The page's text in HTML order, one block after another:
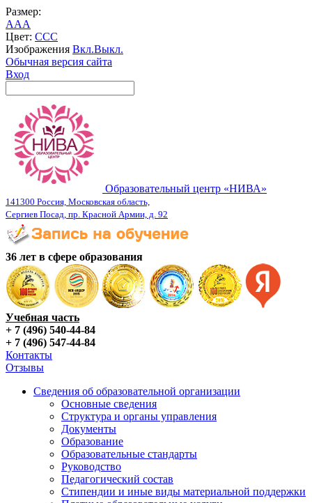
Размер:
AAA
Цвет: CCC
Изображения Вкл.Выкл.
Обычная версия сайта
Вход
Образовательный центр «НИВА»
141300 Россия, Московская область,
Сергиев Посад, пр. Красной Армии, д. 92
36 лет в сфере образования
Учебная часть
+ 7 (496) 540-44-84
+ 7 (496) 547-44-84
Контакты
Отзывы
Сведения об образовательной организации
Основные сведения
Структура и органы управления
Документы
Образование
Образовательные стандарты
Руководство
Педагогический состав
Стипендии и иные виды материальной поддержки